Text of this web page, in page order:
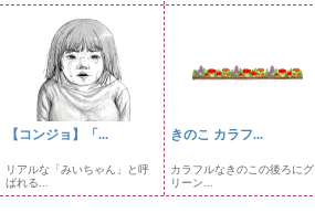
【コンジョ】「...
リアルな「みいちゃん」と呼
ばれる...
きのこ カラフ...
カラフルなきのこの後ろにグ
リーン...